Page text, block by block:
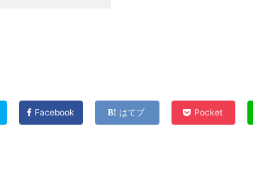
Facebook はてブ Pocket